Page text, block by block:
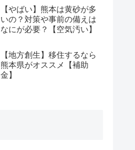
【やばい】熊本は黄砂が多
いの？対策や事前の備えは
なにが必要？【空気汚い】
【地方創生】移住するなら
熊本県がオススメ【補助
金】